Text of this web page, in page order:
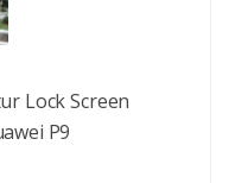
Lock Screen
P9